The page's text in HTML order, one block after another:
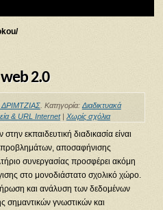
2.0
. Κατηγορία: Διαδικτυακά
& URL Internet| Χωρίς σχόλια
εκπαιδευτική διαδικασία είναι
αποσαφήνισης
συνεργασίας προσφέρει ακόμη
στο μονοδιάστατο σχολικό χώρο.
και ανάλυση των δεδομένων
σημαντικών γνωστικών και